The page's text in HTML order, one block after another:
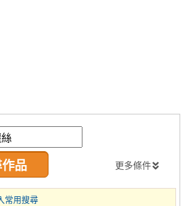
更多條件
常用搜尋